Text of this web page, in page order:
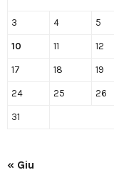
3 4 5
10 11 12
17 18 19
24 25 26
31
« Giu